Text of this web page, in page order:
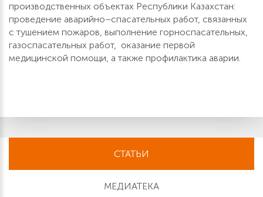
производственных объектах Республики Казахстан:
проведение аварийно–спасательных работ, связанных
с тушением пожаров, выполнение горноспасательных,
газоспасательных работ, оказание первой
медицинской помощи, а также профилактика аварии.
СТАТЬИ
МЕДИАТЕКА